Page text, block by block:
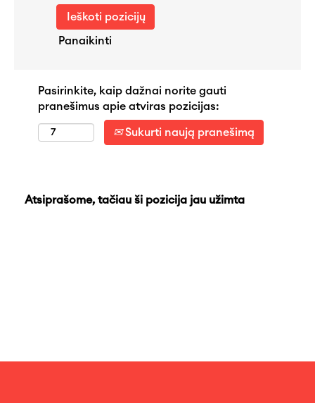
Panaikinti
Pasirinkite, kaip dažnai norite gauti
pranešimus apie atviras pozicijas:
Sukurti naują pranešimą
Atsiprašome, tačiau ši pozicija jau užimta